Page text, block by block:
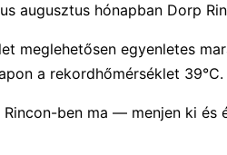
augusztus hónapban Dorp
meglehetősen egyenletes
a rekordhőmérséklet 39°C.
ben ma — menjen ki és